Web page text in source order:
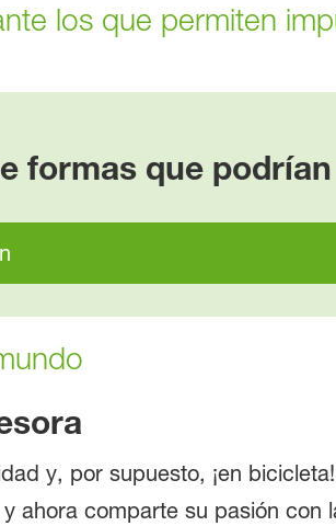
los que permiten
formas que
y, por supuesto, ¡en
ahora comparte su pasión con